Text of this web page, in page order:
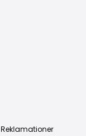
Reklamationer